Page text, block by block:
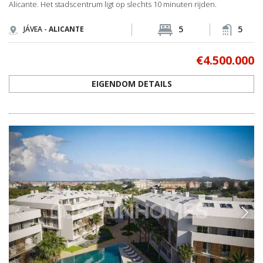
Deze woonwijken, gelegen nabij de Montgó-berg, bieden ruime
villa's met privétuinen.Huizen te koop in Jáveazijn vooral
natuur, privacy en een woning waar ze het hele jaar door
kunnen wonen.
Vastgoed te koop in Alicante Jávea: Recente
rendement
Woningen in Jávea blijven kopers uit heel Europa aantrekken,
wat de groei op lange termijn ondersteunt.
Strikte bestemmingsplannen en beperkte beschikbare grond
voor ontwikkeling dragen bij aan het behoud van de waarde van
vastgoed in Jávea. In combinatie met een constante
internationale vraag dragen deze factoren bij aan een stabiele
markt met een goed groeipotentieel op lange termijn.
Vastgoed te koop in Jávea profiteert ook van een evenwichtige
verhuurmarkt. Vakantieverhuur op korte termijn doet het goed
tijdens het hoogseizoen, terwijl de vraag het hele jaar door van
expats, gepensioneerden en digitale professionals extra
inkomstenmogelijkheden biedt voor vastgoedeigenaren.
Alicante. Het stadscentrum ligt op slechts 10 minuten rijden.
JÁVEA - ALICANTE 5 5
€4.500.000
EIGENDOM DETAILS